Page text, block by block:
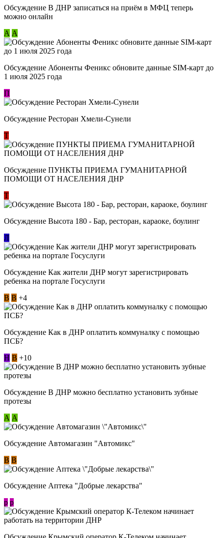
Обсуждение В ДНР записаться на приём в МФЦ теперь
можно онлайн
А А
Обсуждение Абоненты Феникс обновите данные SIM-карт до
1 июля 2025 года
П
Обсуждение Ресторан Хмели-Сунели
Т
Обсуждение ​ПУНКТЫ ПРИЕМА ГУМАНИТАРНОЙ
ПОМОЩИ ОТ НАСЕЛЕНИЯ ДНР
Т
Обсуждение Высота 180 - Бар, ресторан, караоке, боулинг
Л
Обсуждение Как жители ДНР могут зарегистрировать
ребенка на портале Госуслуги
В В +4
Обсуждение Как в ДНР оплатить коммуналку с помощью
ПСБ?
Н В +10
Обсуждение В ДНР можно бесплатно установить зубные
протезы
А А
Обсуждение Автомагазин "Автомикс"
В В
Обсуждение Аптека "Добрые лекарства"
p p